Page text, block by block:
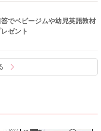
でベビージムや幼児英語教材
ゼント